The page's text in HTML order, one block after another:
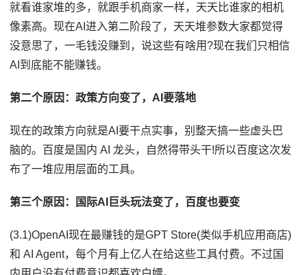
就看谁家堆的多，就跟手机商家一样，天天比谁家的相机
像素高。现在AI进入第二阶段了，天天堆参数大家都觉得
没意思了，一毛钱没赚到，说这些有啥用?现在我们只相信
AI到底能不能赚钱。
第二个原因：政策方向变了，AI要落地
现在的政策方向就是AI要干点实事，别整天搞一些虚头巴
脑的。百度是国内 AI 龙头，自然得带头干!所以百度这次发
布了一堆应用层面的工具。
第三个原因：国际AI巨头玩法变了，百度也要变
(3.1)OpenAI现在最赚钱的是GPT Store(类似手机应用商店)
和 AI Agent，每个月有上亿人在给这些工具付费。不过国